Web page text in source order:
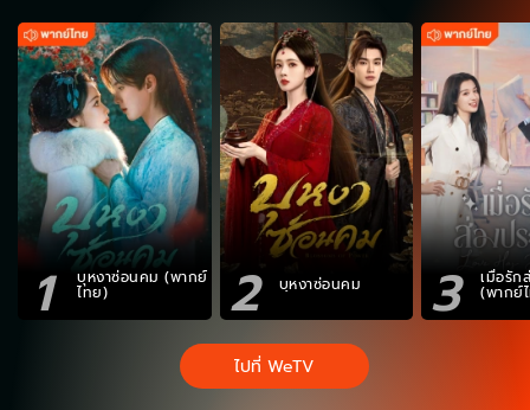
1 บุหงาซ่อนคม (พากย์
ไทย) 2 บุหงาซ่อนคม 3 เมื่อรัก
(พากย์
ไปที่ WeTV